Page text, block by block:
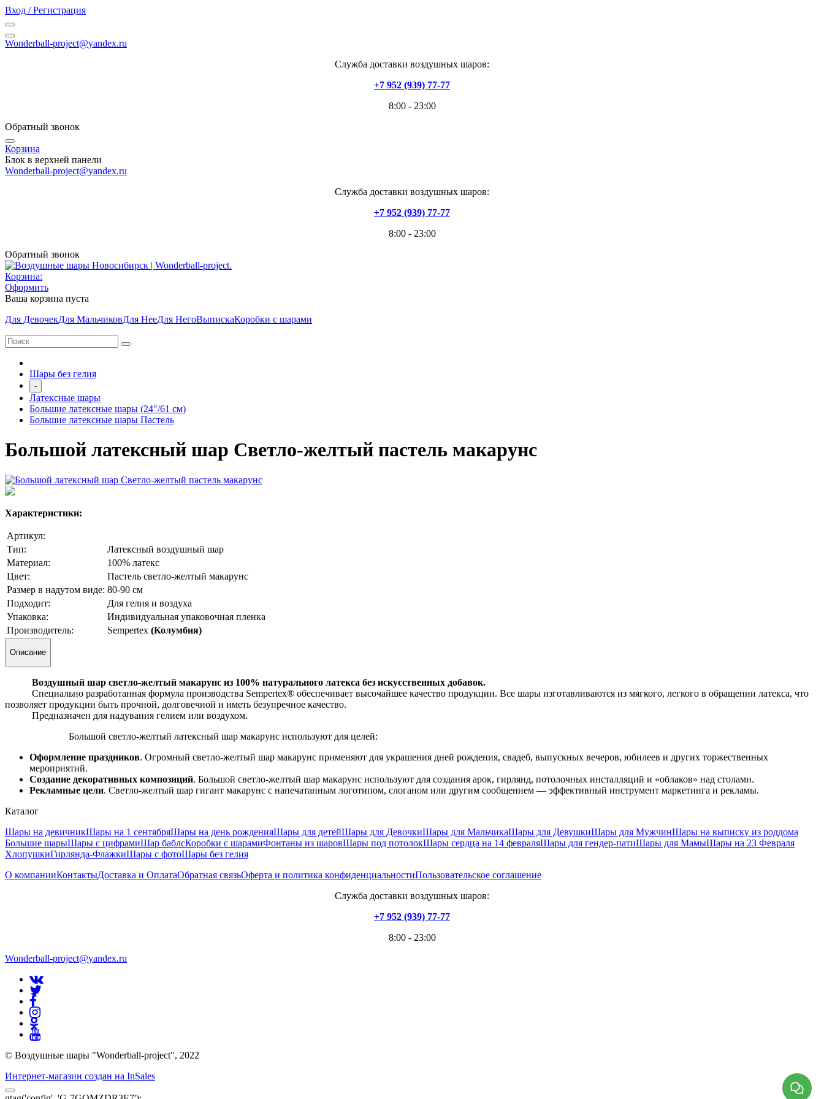
Вход / Регистрация
Wonderball-project@yandex.ru
Служба доставки воздушных шаров:
+7 952 (939) 77-77
8:00 - 23:00
Обратный звонок
Корзина
Блок в верхней панели
Wonderball-project@yandex.ru
Служба доставки воздушных шаров:
+7 952 (939) 77-77
8:00 - 23:00
Обратный звонок
Корзина:
Оформить
Ваша корзина пуста
Для ДевочекДля МальчиковДля НееДля НегоВыпискаКоробки с шарами
Шары без гелия
-
Латексные шары
Большие латексные шары (24"/61 см)
Большие латексные шары Пастель
Большой латексный шар Светло-желтый пастель макарунс
Характеристики:
Артикул:
Тип:
Латексный воздушный шар
Материал:
100% латекс
Цвет:
Пастель светло-желтый макарунс
Размер в надутом виде: 80-90 см
Подходит:
Для гелия и воздуха
Упаковка:
Индивидуальная упаковочная пленка
Производитель:
Sempertex (Колумбия)
Описание
Воздушный шар светло-желтый макарунс из 100% натурального латекса без искусственных добавок.
Специально разработанная формула производства Sempertex® обеспечивает высочайшее качество продукции. Все шары изготавливаются из мягкого, легкого в обращении латекса, что
позволяет продукции быть прочной, долговечной и иметь безупречное качество.
Предназначен для надувания гелием или воздухом.
Большой светло-желтый латексный шар макарунс используют для целей:
Оформление праздников. Огромный светло-желтый шар макарунс применяют для украшения дней рождения, свадеб, выпускных вечеров, юбилеев и других торжественных
мероприятий.
Создание декоративных композиций. Большой светло-желтый шар макарунс используют для создания арок, гирлянд, потолочных инсталляций и «облаков» над столами.
Рекламные цели. Светло-желтый шар гигант макарунс с напечатанным логотипом, слоганом или другим сообщением — эффективный инструмент маркетинга и рекламы.
Каталог
Шары на девичникШары на 1 сентябряШары на день рожденияШары для детейШары для ДевочкиШары для МальчикаШары для ДевушкиШары для МужчинШары на выписку из роддома
Большие шарыШары с цифрамиШар баблсКоробки с шарамиФонтаны из шаровШары под потолокШары сердца на 14 февраляШары для гендер-патиШары для МамыШары на 23 Февраля
ХлопушкиГирлянда-ФлажкиШары с фотоШары без гелия
О компанииКонтактыДоставка и ОплатаОбратная связьОферта и политика конфиденциальностиПользовательское соглашение
Служба доставки воздушных шаров:
+7 952 (939) 77-77
8:00 - 23:00
Wonderball-project@yandex.ru
© Воздушные шары "Wonderball-project", 2022
Интернет-магазин создан на InSales